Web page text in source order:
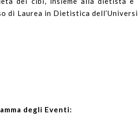
di Laurea in Dietistica
degli Eventi: